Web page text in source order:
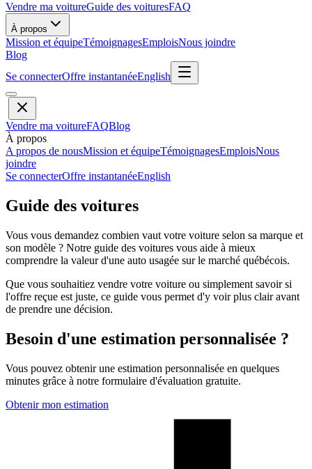
Vendre ma voitureGuide des voituresFAQ
À propos
Mission et équipeTémoignagesEmploisNous joindre
Blog
Se connecterOffre instantanéeEnglish
Vendre ma voitureFAQBlog
À propos
A propos de nousMission et équipeTémoignagesEmploisNous
joindre
Se connecterOffre instantanéeEnglish
Guide des voitures
Vous vous demandez combien vaut votre voiture selon sa marque et
son modèle ? Notre guide des voitures vous aide à mieux
comprendre la valeur d'une auto usagée sur le marché québécois.
Que vous souhaitiez vendre votre voiture ou simplement savoir si
l'offre reçue est juste, ce guide vous permet d'y voir plus clair avant
de prendre une décision.
Besoin d'une estimation personnalisée ?
Vous pouvez obtenir une estimation personnalisée en quelques
minutes grâce à notre formulaire d'évaluation gratuite.
Obtenir mon estimation